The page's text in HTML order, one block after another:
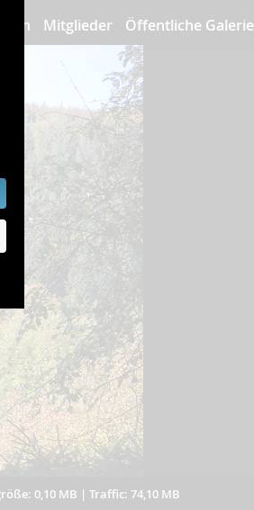
Mitglieder Öffentliche Galerie
0,10 MB | Traffic: 74,10 MB